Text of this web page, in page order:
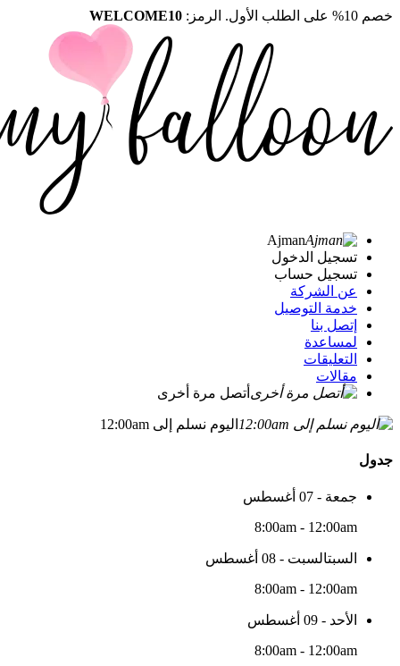
خصم 10% على الطلب الأول. الرمز: WELCOME10
Ajman
تسجيل الدخول
تسجيل حساب
عن الشركة
خدمة التوصيل
إتصل بنا
لمساعدة
التعليقات
مقالات
أتصل مرة أخرى
اليوم نسلم إلى 12:00am
جدول
جمعة - 07 أغسطس
8:00am - 12:00am
السبتالسبت - 08 أغسطس
8:00am - 12:00am
الأحد - 09 أغسطس
8:00am - 12:00am